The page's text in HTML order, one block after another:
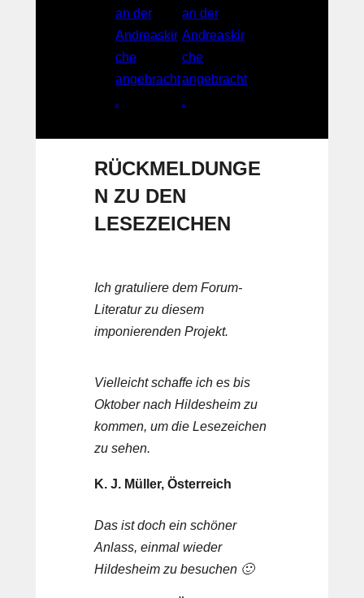
RÜCKMELDUNGE
N ZU DEN
LESEZEICHEN
Ich gratuliere dem Forum-
Literatur zu diesem
imponierenden Projekt.
Vielleicht schaffe ich es bis
Oktober nach Hildesheim zu
kommen, um die Lesezeichen
zu sehen.
K. J. Müller, Österreich
Das ist doch ein schöner
Anlass, einmal wieder
Hildesheim zu besuchen 🙂